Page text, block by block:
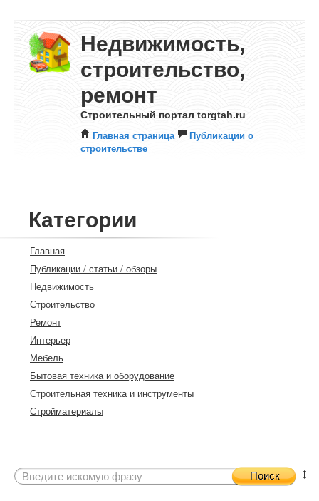
Недвижимость,
строительство,
ремонт
Строительный портал torgtah.ru
Главная страница
Публикации о
строительстве
Категории
Главная
Публикации / статьи / обзоры
Недвижимость
Строительство
Ремонт
Интерьер
Мебель
Бытовая техника и оборудование
Строительная техника и инструменты
Стройматериалы
Поиск